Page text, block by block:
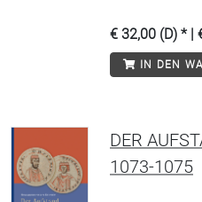
€ 32,00 (D) * |
IN DEN
DER
1073-1075